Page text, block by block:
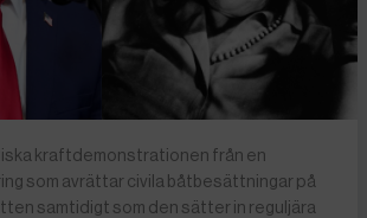
kraftdemonstrationen från en
som avrättar civila båtbesättningar på
samtidigt som den sätter in reguljära